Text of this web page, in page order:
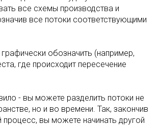
все схемы производства и
все потоки соответствующими
обозначить (например,
где происходит пересечение
- вы можете разделить потоки не
но и во времени. Так, закончив
процесс, вы можете начинать другой